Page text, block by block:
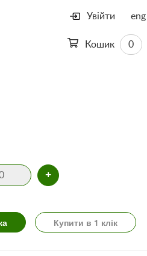
Увійти
Кошик 0
eng
+
Купити в 1 клік